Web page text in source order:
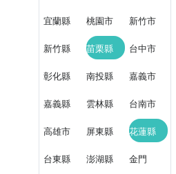
宜蘭縣 桃園市 新竹市
新竹縣 苗栗縣 台中市
彰化縣 南投縣 嘉義市
嘉義縣 雲林縣 台南市
高雄市 屏東縣 花蓮縣
台東縣 澎湖縣 金門